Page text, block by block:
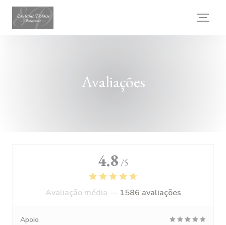
Painel de Gerenciamento de Cookies
Avaliações
4.8 /5
Avaliação média — 1586 avaliações
Apoio